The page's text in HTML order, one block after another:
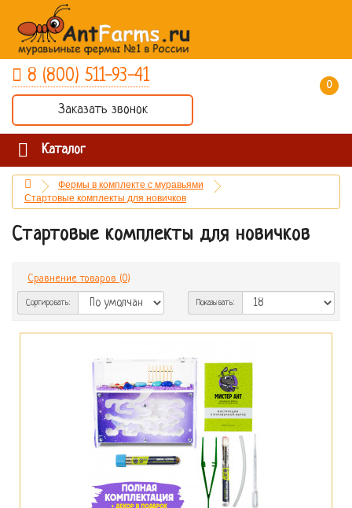
8 (800) 511-93-41
Заказать звонок
0 товар(ов) - 0 руб.
Каталог
Фермы в комплекте с муравьями
Стартовые комплекты для новичков
Стартовые комплекты для новичков
Сравнение товаров (0)
Сортировать: Показывать: